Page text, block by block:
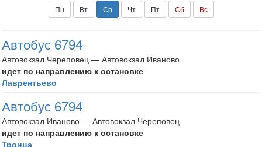
Пн Вт Ср Чт Пт Сб Вс
Автобус 6794
Автовокзал Череповец — Автовокзал Иваново
идет по направлению к остановке
Лаврентьево
Автобус 6794
Автовокзал Иваново — Автовокзал Череповец
идет по направлению к остановке
Троица